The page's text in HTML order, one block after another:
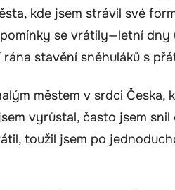
kde jsem strávil své
se vrátily—letní
stavění sněhuláků s
městem v srdci Česka,
vyrůstal, často jsem
toužil jsem po